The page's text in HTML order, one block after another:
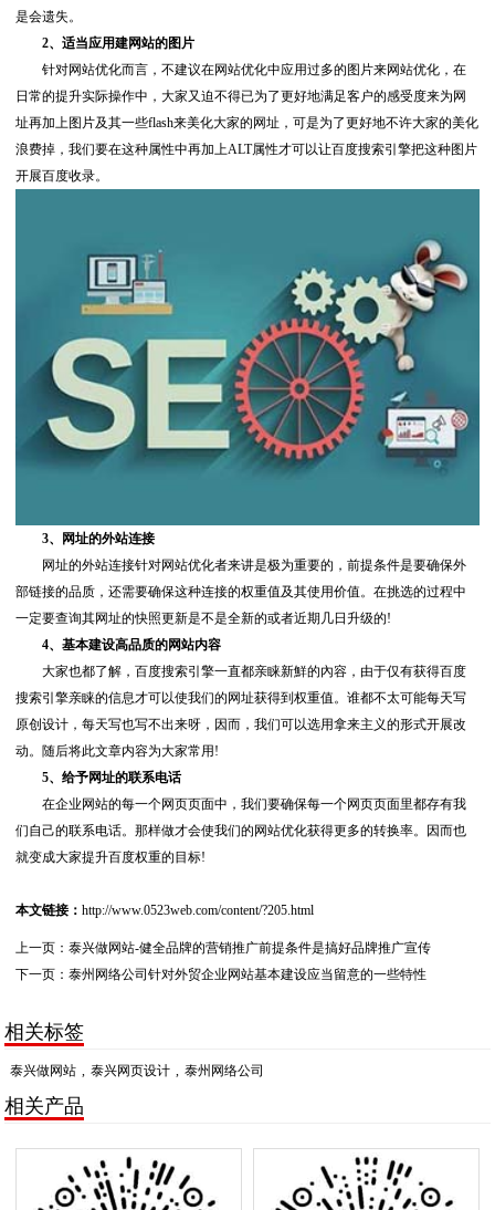
是会遗失。
2、适当应用建网站的图片
针对网站优化而言，不建议在网站优化中应用过多的图片来网站优化，在
日常的提升实际操作中，大家又迫不得已为了更好地满足客户的感受度来为网
址再加上图片及其一些flash来美化大家的网址，可是为了更好地不许大家的美化
浪费掉，我们要在这种属性中再加上ALT属性才可以让百度搜索引擎把这种图片
开展百度收录。
3、网址的外站连接
网址的外站连接针对网站优化者来讲是极为重要的，前提条件是要确保外
部链接的品质，还需要确保这种连接的权重值及其使用价值。在挑选的过程中
一定要查询其网址的快照更新是不是全新的或者近期几日升级的!
4、基本建设高品质的网站内容
大家也都了解，百度搜索引擎一直都亲睐新鮮的內容，由于仅有获得百度
搜索引擎亲睐的信息才可以使我们的网址获得到权重值。谁都不太可能每天写
原创设计，每天写也写不出来呀，因而，我们可以选用拿来主义的形式开展改
动。随后将此文章内容为大家常用!
5、给予网址的联系电话
在企业网站的每一个网页页面中，我们要确保每一个网页页面里都存有我
们自己的联系电话。那样做才会使我们的网站优化获得更多的转换率。因而也
就变成大家提升百度权重的目标!
本文链接：http://www.0523web.com/content/?205.html
上一页：泰兴做网站-健全品牌的营销推广前提条件是搞好品牌推广宣传
下一页：泰州网络公司针对外贸企业网站基本建设应当留意的一些特性
相关标签
泰兴做网站 泰兴网页设计 泰州网络公司
相关产品